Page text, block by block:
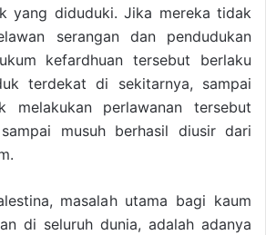
yang diduduki. Jika mereka tidak
serangan dan pendudukan
kefardhuan tersebut berlaku
terdekat di sekitarnya, sampai
melakukan perlawanan tersebut
musuh berhasil diusir dari
masalah utama bagi kaum
di seluruh dunia, adalah adanya